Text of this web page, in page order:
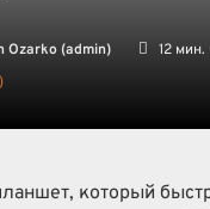
Ozarko (admin)
12 мин.
который